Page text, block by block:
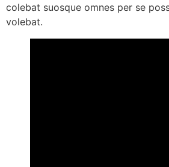
colebat suosque omnes per se
volebat.